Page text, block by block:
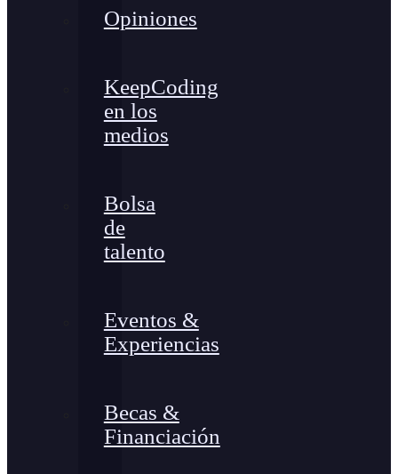
Opiniones
KeepCoding
en los
medios
Bolsa
de
talento
Eventos &
Experiencias
Becas &
Financiación